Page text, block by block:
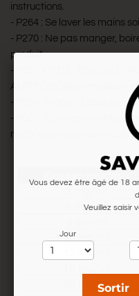
instructions.
- P264 : Se laver les mains
- P270 : Ne pas manger,
produit.
- P301 + P312 : EN CAS
ANTIPOISON/un médecin
- P330 : Rincer la bouche.
- P501 : Éliminer le contenu/
nationale/régionale/locale.
Vous devez être âgé de 18
Veuillez saisir
Jour
Sortir